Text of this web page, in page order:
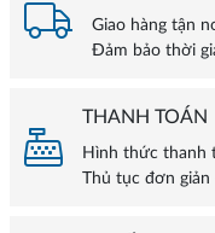
Giao hàng tận
Đảm bảo thời
THANH TOÁN
Hình thức thanh
Thủ tục đơn giản